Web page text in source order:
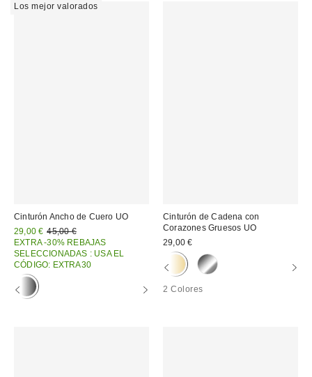
Los mejor valorados
Cinturón Ancho de Cuero UO
Precio
rebajado:
29,00 € Precio
original:
45,00 €
EXTRA -30% REBAJAS
SELECCIONADAS : USA EL
CÓDIGO: EXTRA30
Cinturón de Cadena con
Corazones Gruesos UO
29,00 €
2 Colores